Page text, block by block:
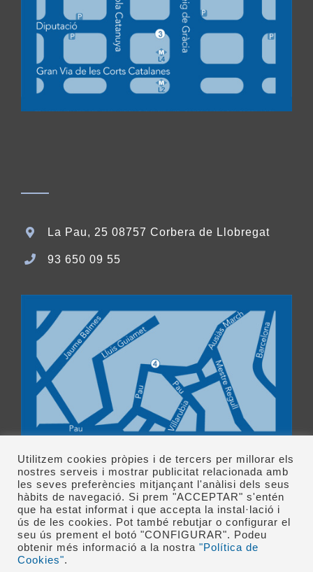
La Pau, 25 08757 Corbera de Llobregat
93 650 09 55
Clínica López Giménez © 1982-2026 • Tel.: 93 487 77 04 •
info@clinicalopezgimenez.com
de laFundació Nen Déu
Utilitzem cookies pròpies i de tercers per millorar els
nostres serveis i mostrar publicitat relacionada amb
les seves preferències mitjançant l'anàlisi dels seus
hàbits de navegació. Si prem "ACCEPTAR" s'entén
que ha estat informat i que accepta la instal·lació i
ús de les cookies. Pot també rebutjar o configurar el
seu ús prement el botó "CONFIGURAR". Podeu
obtenir més informació a la nostra "Política de
Cookies".